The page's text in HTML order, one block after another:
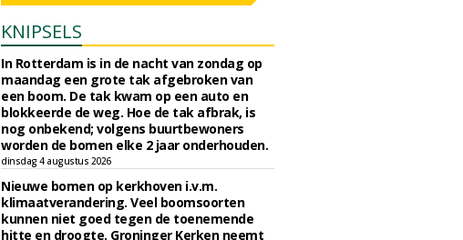
KNIPSELS
In Rotterdam is in de nacht van zondag op
maandag een grote tak afgebroken van
een boom. De tak kwam op een auto en
blokkeerde de weg. Hoe de tak afbrak, is
nog onbekend; volgens buurtbewoners
worden de bomen elke 2 jaar onderhouden.
dinsdag 4 augustus 2026
Nieuwe bomen op kerkhoven i.v.m.
klimaatverandering. Veel boomsoorten
kunnen niet goed tegen de toenemende
hitte en droogte. Groninger Kerken neemt